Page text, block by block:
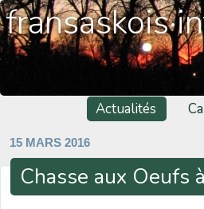
Actualités
15 MARS 2016
Chasse aux Oeufs